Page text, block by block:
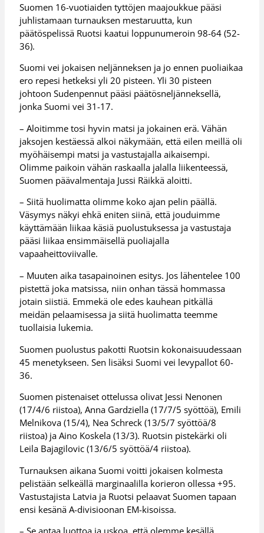
Suomen 16-vuotiaiden tyttöjen maajoukkue pääsi
juhlistamaan turnauksen mestaruutta, kun
päätöspelissä Ruotsi kaatui loppunumeroin 98-64 (52-
36).
Suomi vei jokaisen neljänneksen ja jo ennen puoliaikaa
ero repesi hetkeksi yli 20 pisteen. Yli 30 pisteen
johtoon Sudenpennut pääsi päätösneljänneksellä,
jonka Suomi vei 31-17.
– Aloitimme tosi hyvin matsi ja jokainen erä. Vähän
jaksojen kestäessä alkoi näkymään, että eilen meillä oli
myöhäisempi matsi ja vastustajalla aikaisempi.
Olimme paikoin vähän raskaalla jalalla liikenteessä,
Suomen päävalmentaja Jussi Räikkä aloitti.
– Siitä huolimatta olimme koko ajan pelin päällä.
Väsymys näkyi ehkä eniten siinä, että jouduimme
käyttämään liikaa käsiä puolustuksessa ja vastustaja
pääsi liikaa ensimmäisellä puoliajalla
vapaaheittoviivalle.
– Muuten aika tasapainoinen esitys. Jos lähentelee 100
pistettä joka matsissa, niin onhan tässä hommassa
jotain siistiä. Emmekä ole edes kauhean pitkällä
meidän pelaamisessa ja siitä huolimatta teemme
tuollaisia lukemia.
Suomen puolustus pakotti Ruotsin kokonaisuudessaan
45 menetykseen. Sen lisäksi Suomi vei levypallot 60-
36.
Suomen pistenaiset ottelussa olivat Jessi Nenonen
(17/4/6 riistoa), Anna Gardziella (17/7/5 syöttöä), Emili
Melnikova (15/4), Nea Schreck (13/5/7 syöttöä/8
riistoa) ja Aino Koskela (13/3). Ruotsin pistekärki oli
Leila Bajagilovic (13/6/5 syöttöä/4 riistoa).
Turnauksen aikana Suomi voitti jokaisen kolmesta
pelistään selkeällä marginaalilla korieron ollessa +95.
Vastustajista Latvia ja Ruotsi pelaavat Suomen tapaan
ensi kesänä A-divisioonan EM-kisoissa.